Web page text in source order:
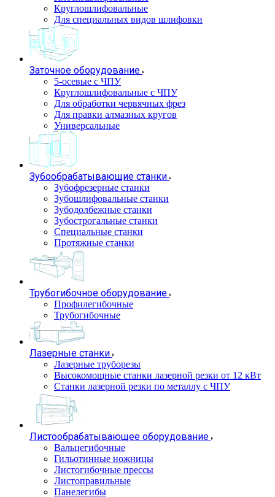
Круглошлифовальные
Для специальных видов шлифовки
Заточное оборудование
5-осевые с ЧПУ
Круглошлифовальные с ЧПУ
Для обработки червячных фрез
Для правки алмазных кругов
Универсальные
Зубообрабатывающие станки
Зубофрезерные станки
Зубошлифовальные станки
Зубодолбежные станки
Зубострогальные станки
Специальные станки
Протяжные станки
Трубогибочное оборудование
Профилегибочные
Трубогибочные
Лазерные станки
Лазерные труборезы
Высокомощные станки лазерной резки от 12 кВт
Станки лазерной резки по металлу с ЧПУ
Листообрабатывающее оборудование
Вальцегибочные
Гильотинные ножницы
Листогибочные прессы
Листоправильные
Панелегибы